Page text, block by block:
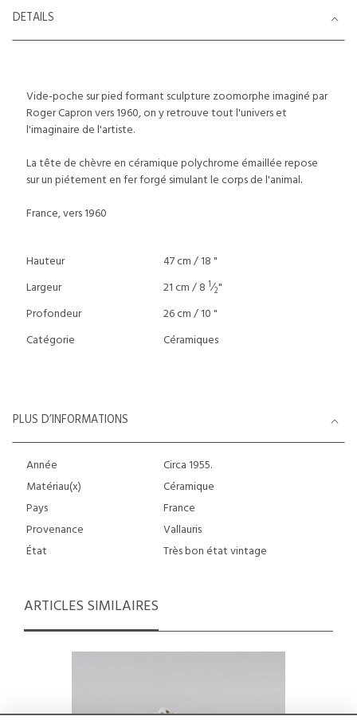
DETAILS
Vide-poche sur pied formant sculpture zoomorphe imaginé par
Roger Capron vers 1960, on y retrouve tout l'univers et
l'imaginaire de l'artiste.
La tête de chèvre en céramique polychrome émaillée repose
sur un piétement en fer forgé simulant le corps de l'animal.
France, vers 1960
Hauteur
47 cm / 18 "
Largeur
21 cm / 8 1⁄2"
Profondeur
26 cm / 10 "
Catégorie
Céramiques
PLUS D’INFORMATIONS
Année
Circa 1955.
Matériau(x)
Céramique
Pays
France
Provenance
Vallauris
État
Très bon état vintage
ARTICLES SIMILAIRES